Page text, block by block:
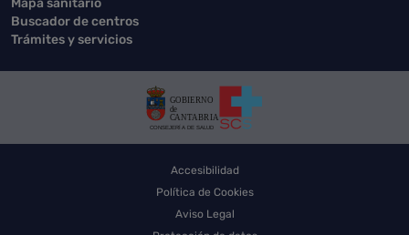
Mapa sanitario
Buscador de centros
Trámites y servicios
Accesibilidad
Política de Cookies
Aviso Legal